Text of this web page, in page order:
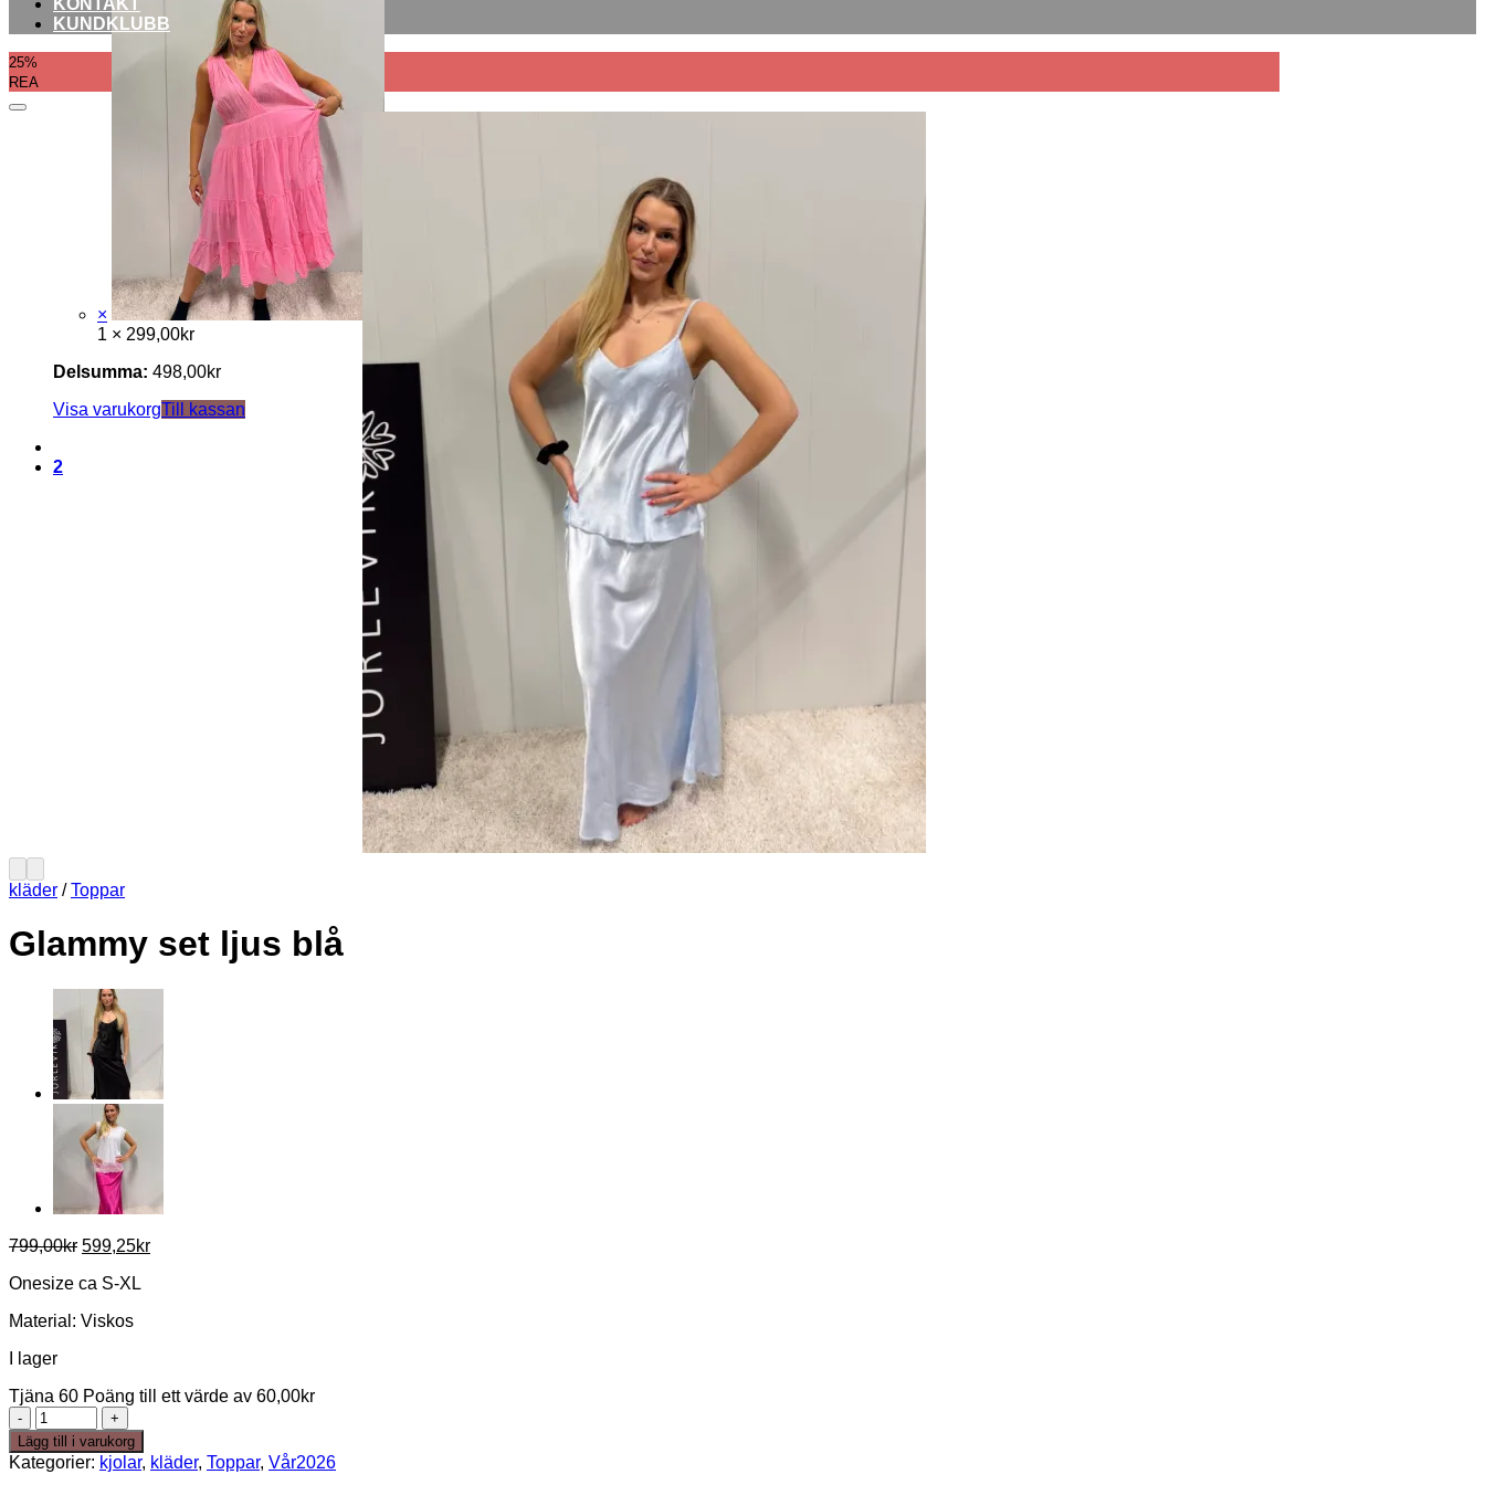
×
Hello Sunshine - Rosa
1 × 299,00kr
Delsumma: 498,00kr
Visa varukorgTill kassan
2
KONTAKT
KUNDKLUBB
25%
REA
kläder / Toppar
Glammy set ljus blå
799,00kr Det
priset
799,00kr.
599,25krDet
Onesize ca S-XL
Material: Viskos
I lager
Tjäna 60 Poäng till ett värde av 60,00kr
Glammy
set
ljus
blå
Lägg till i varukorg
Kategorier: kjolar, kläder, Toppar, Vår2026